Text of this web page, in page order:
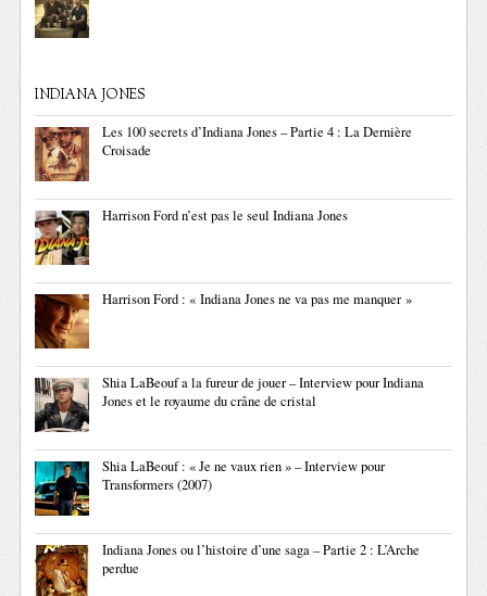
INDIANA JONES
Les 100 secrets d’Indiana Jones – Partie 4 : La Dernière
Croisade
Harrison Ford n’est pas le seul Indiana Jones
Harrison Ford : « Indiana Jones ne va pas me manquer »
Shia LaBeouf a la fureur de jouer – Interview pour Indiana
Jones et le royaume du crâne de cristal
Shia LaBeouf : « Je ne vaux rien » – Interview pour
Transformers (2007)
Indiana Jones ou l’histoire d’une saga – Partie 2 : L’Arche
perdue